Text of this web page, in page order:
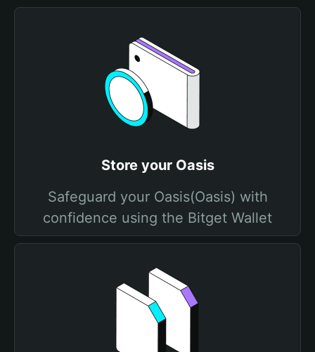
Store your Oasis
Safeguard your Oasis(Oasis) with
confidence using the Bitget Wallet